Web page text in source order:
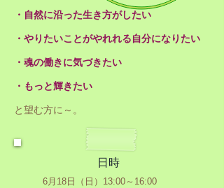
・自然に沿った生き方がしたい
・やりたいことがやれれる自分になりたい
・魂の働きに気づきたい
・もっと輝きたい
と望む方に～。
日時
6月18日（日）13:00～16:00